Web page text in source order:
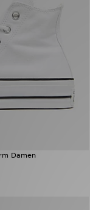
Damen